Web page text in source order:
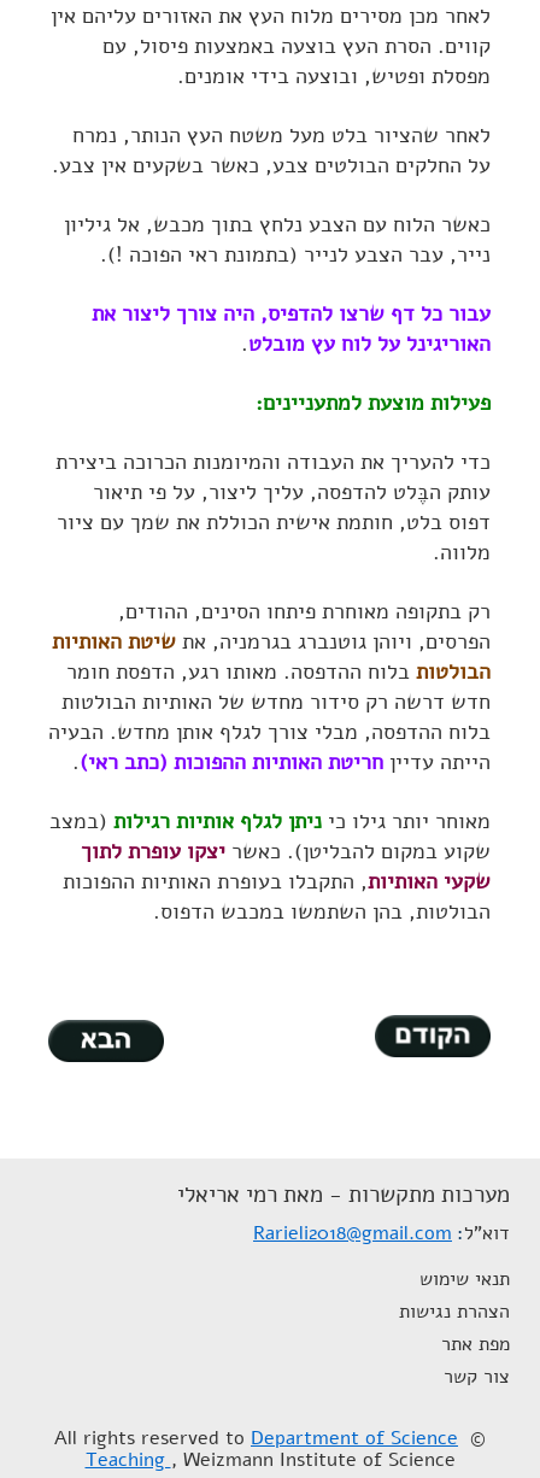
לאחר מכן מסירים מלוח העץ את האזורים עליהם אין
קווים. הסרת העץ בוצעה באמצעות פיסול, עם
מפסלת ופטיש, ובוצעה בידי אומנים.
לאחר שהציור בלט מעל משטח העץ הנותר, נמרח
על החלקים הבולטים צבע, כאשר בשקעים אין צבע.
כאשר הלוח עם הצבע נלחץ בתוך מכבש, אל גיליון
נייר, עבר הצבע לנייר (בתמונת ראי הפוכה !).
עבור כל דף שרצו להדפיס, היה צורך ליצור את
האוריגינל על לוח עץ מובלט.
פעילות מוצעת למתעניינים:
כדי להעריך את העבודה והמיומנות הכרוכה ביצירת
עותק הבֶּלט להדפסה, עליך ליצור, על פי תיאור
דפוס בלט, חותמת אישית הכוללת את שמך עם ציור
מלווה.
רק בתקופה מאוחרת פיתחו הסינים, ההודים,
הפרסים, ויוהן גוטנברג בגרמניה, את שיטת האותיות
הבולטות בלוח ההדפסה. מאותו רגע, הדפסת חומר
חדש דרשה רק סידור מחדש של האותיות הבולטות
בלוח ההדפסה, מבלי צורך לגלף אותן מחדש. הבעיה
הייתה עדיין חריטת האותיות ההפוכות (כתב ראי).
מאוחר יותר גילו כי ניתן לגלף אותיות רגילות (במצב
שקוע במקום להבליטן). כאשר יצקו עופרת לתוך
שקעי האותיות, התקבלו בעופרת האותיות ההפוכות
הבולטות, בהן השתמשו במכבש הדפוס.
מערכות מתקשרות - מאת רמי אריאלי
דוא"ל Rarieli2018@gmail.com
תנאי שימוש
הצהרת נגישות
מפת אתר
צור קשר
© All rights reserved to
Department of Science
Teaching , Weizmann Institute of Science